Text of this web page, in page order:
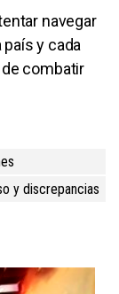
navegar
y cada
combatir
y discrepancias